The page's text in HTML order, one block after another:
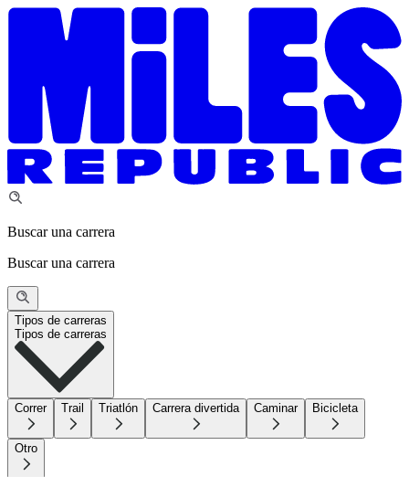
Buscar una carrera
Buscar una carrera
Tipos de carreras
Tipos de carreras
Correr Trail Triatlón Carrera divertida Caminar Bicicleta
Otro